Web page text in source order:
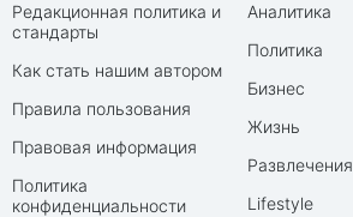
Редакционная политика и
стандарты
Как стать нашим автором
Правила пользования
Правовая информация
Политика
конфиденциальности
Аналитика
Политика
Бизнес
Жизнь
Развлечения
Lifestyle